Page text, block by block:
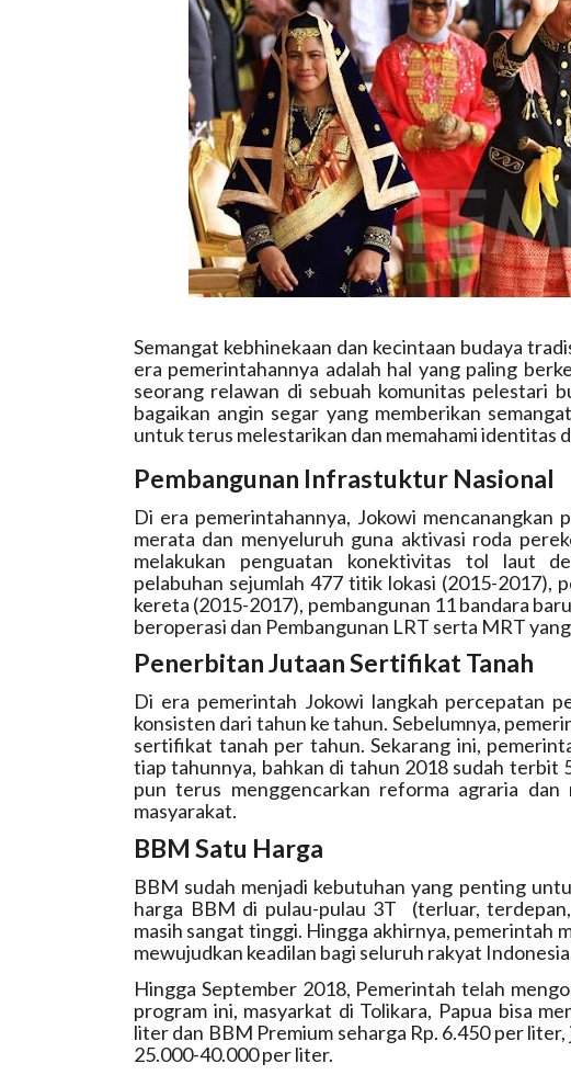
Semangat kebhinekaan dan kecintaan budaya
era pemerintahannya adalah hal yang paling
seorang relawan di sebuah komunitas pelestari
bagaikan angin segar yang memberikan
untuk terus melestarikan dan memahami identitas
Pembangunan Infrastuktur Nasional
Di era pemerintahannya, Jokowi
merata dan menyeluruh guna aktivasi roda
melakukan penguatan konektivitas tol laut
pelabuhan sejumlah 477 titik lokasi (2015-2017), p
kereta (2015-2017), pembangunan 11 bandara
beroperasi dan Pembangunan LRT serta MRT
Penerbitan Jutaan Sertifikat Tanah
Di era pemerintah Jokowi langkah percepatan
konsisten dari tahun ke tahun. Sebelumnya,
sertifikat tanah per tahun. Sekarang ini,
tiap tahunnya, bahkan di tahun 2018 sudah terbit
pun terus menggencarkan reforma agraria
masyarakat.
BBM Satu Harga
BBM sudah menjadi kebutuhan yang penting
harga BBM di pulau-pulau 3T
(terluar,
masih sangat tinggi. Hingga akhirnya, pemerintah
mewujudkan keadilan bagi seluruh rakyat
Hingga September 2018, Pemerintah telah
program ini, masyarkat di Tolikara, Papua bisa
liter dan BBM Premium seharga Rp. 6.450 per
25.000-40.000 per liter.